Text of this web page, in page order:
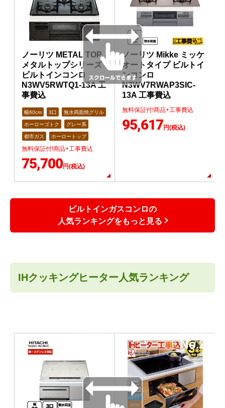
ノーリツ METAL TOP
メタルトップシリーズ
ビルトインコンロ
N3WV5RWTQ1-13A 工
事費込
幅60cm 3口 無水両面焼グリル
ホーローゴトク グレー系
都市ガス ホーロートップ
無料保証付!商品+工事費込
75,700円(税込)
ノーリツ Mikke ミッケ
オートタイプ ビルトイ
ンコンロ
N3WV7RWAP3SIC-
13A 工事費込
無料保証付!商品+工事費込
95,617円(税込)
ビルトインガスコンロの
人気ランキングをもっと見る
IHクッキングヒーター人気ランキング
当店人気 当店人気
No.2